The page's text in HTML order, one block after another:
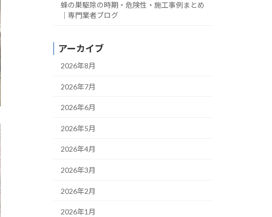
蜂の巣駆除の時期・危険性・施工事例まとめ
｜専門業者ブログ
アーカイブ
2026年8月
2026年7月
2026年6月
2026年5月
2026年4月
2026年3月
2026年2月
2026年1月